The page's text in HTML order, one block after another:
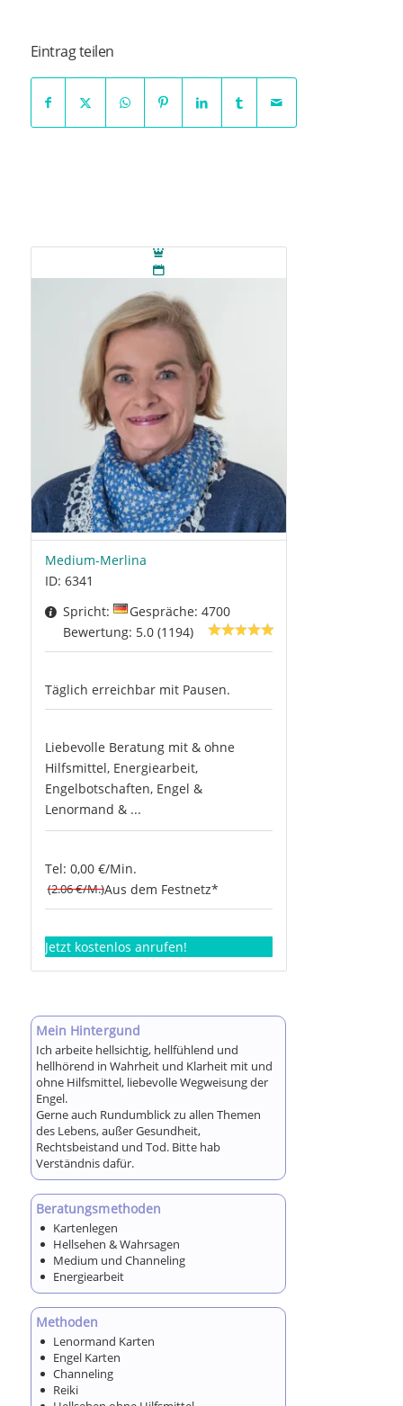
Eintrag teilen
Medium-Merlina
ID: 6341
Spricht:
Gespräche: 4700
Bewertung: 5.0 (1194)
Täglich erreichbar mit Pausen.
Liebevolle Beratung mit & ohne
Hilfsmittel, Energiearbeit,
Engelbotschaften, Engel &
Lenormand & ...
Tel: 0,00 €/Min.
(2.06 €/M.)Aus dem Festnetz*
Jetzt kostenlos anrufen!
Mein Hintergund
Ich arbeite hellsichtig, hellfühlend und
hellhörend in Wahrheit und Klarheit mit und
ohne Hilfsmittel, liebevolle Wegweisung der
Engel.
Gerne auch Rundumblick zu allen Themen
des Lebens, außer Gesundheit,
Rechtsbeistand und Tod. Bitte hab
Verständnis dafür.
Beratungsmethoden
Kartenlegen
Hellsehen & Wahrsagen
Medium und Channeling
Energiearbeit
Methoden
Lenormand Karten
Engel Karten
Channeling
Reiki